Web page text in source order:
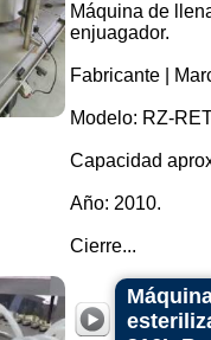
Máquina de
enjuagador.
Fabricante |
Modelo: RZ-
Capacidad
Año: 2010.
Cierre...